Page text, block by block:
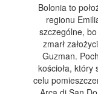
Bolonia to
regionu
szczególne,
zmarł
Guzman.
kościoła, który
celu